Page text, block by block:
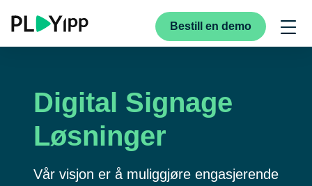
Bestill en demo
Digital Signage
Løsninger
Vår visjon er å muliggjøre engasjerende